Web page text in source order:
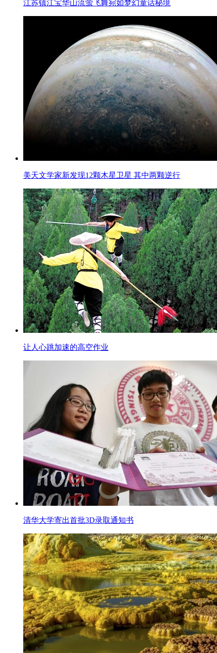
江苏镇江宝华山流萤飞舞宛如梦幻童话秘境
美天文学家新发现12颗木星卫星 其中两颗逆行
让人心跳加速的高空作业
清华大学寄出首批3D录取通知书